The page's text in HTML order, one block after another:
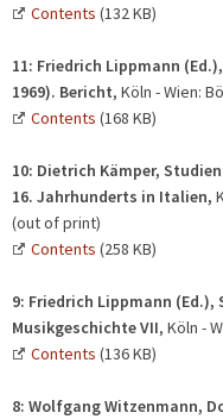
Contents (132 KB)
11: Friedrich Lippmann (Ed.),
1969). Bericht, Köln - Wien:
Contents (168 KB)
10: Dietrich Kämper,
16. Jahrhunderts in Italien,
(out of print)
Contents (258 KB)
9: Friedrich Lippmann (Ed.),
Musikgeschichte VII, Köln -
Contents (136 KB)
8: Wolfgang Witzenmann,